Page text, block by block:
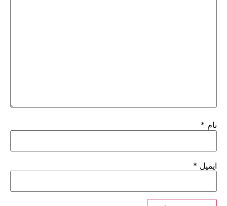
نام *
ایمیل *